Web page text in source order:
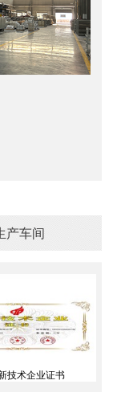
产车间
技术企业证书